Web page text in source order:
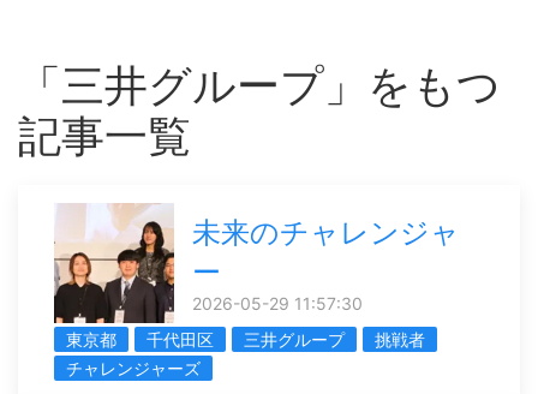
「三井グループ」をもつ
記事一覧
未来のチャレンジャ
ー
2026-05-29 11:57:30
東京都
千代田区 三井グループ
挑戦者
チャレンジャーズ